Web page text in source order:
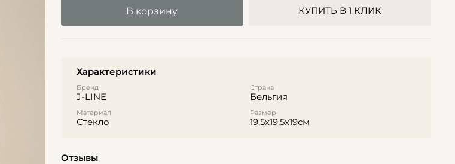
В корзину КУПИТЬ В 1 КЛИК
Характеристики
Бренд
J-LINE
Страна
Бельгия
Материал
Стекло
Размер
19,5х19,5х19см
Отзывы